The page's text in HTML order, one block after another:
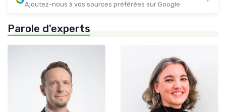
Ajoutez-nous à vos sources préférées sur Google
Parole d'experts